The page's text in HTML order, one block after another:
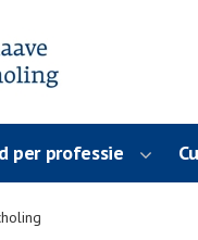
per professie